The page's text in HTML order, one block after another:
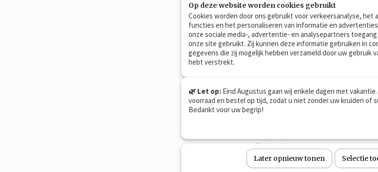
Mestwater
bij paardenkan vele
aanwijsbare oorzaak te noemen is,
lossen. Eenverstoorde darmfloraevenals
oorzaken kunnen zijn.
Voor een optimaal resultaat bij
combinatie met een extra
ondersteunen. Prebiotica is voeding
Als het paard véél water via de
aan te bevelen zijn, om de
Elektrolyten.
Op deze website worden cookies gebruikt
Cookies worden door ons gebruikt voor verkeersanalyse, het
functies en het personaliseren van informatie en
onze sociale media-, advertentie- en analysepartners
onze site gebruikt. Zij kunnen deze informatie gebruiken in
gegevens die zij mogelijk hebben verzameld door uw gebruik
hebt verstrekt.
🌿 Let op: Eind Augustus gaan wij enkele dagen met
voorraad en bestel op tijd, zodat u niet zonder uw kruiden of
Bedankt voor uw begrip!
Later opnieuw tonen Selectie